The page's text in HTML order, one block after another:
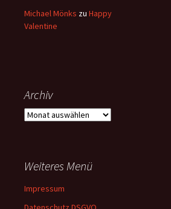
Michael Mönks zu Happy
Valentine
Archiv
Archiv
Weiteres Menü
Impressum